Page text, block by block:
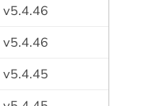
v5.4.46
v5.4.46
v5.4.45